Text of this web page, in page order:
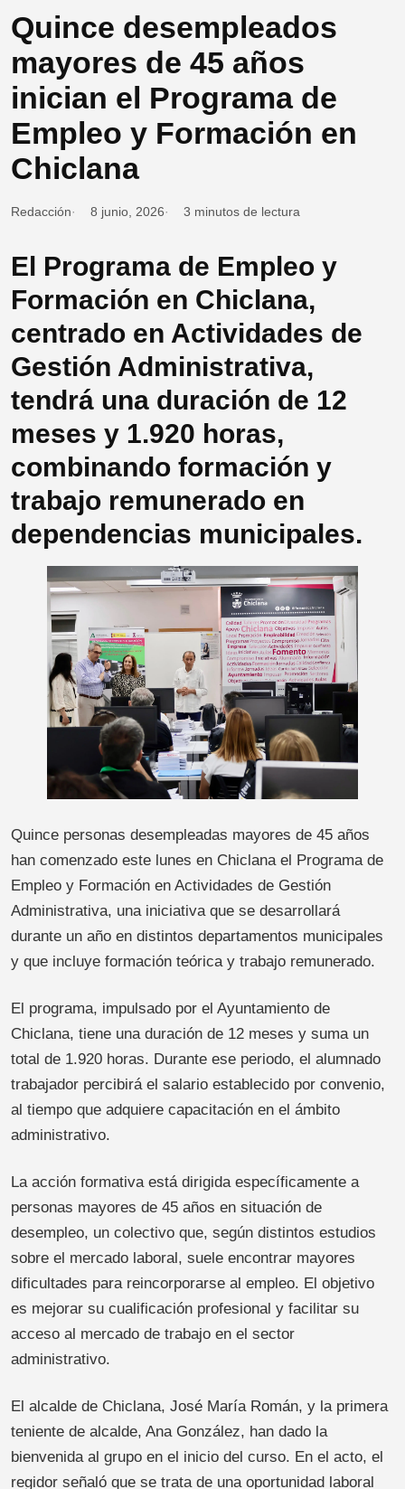
Quince desempleados
mayores de 45 años
inician el Programa de
Empleo y Formación en
Chiclana
Redacción 8 junio, 2026 3 minutos de lectura
El Programa de Empleo y
Formación en Chiclana,
centrado en Actividades de
Gestión Administrativa,
tendrá una duración de 12
meses y 1.920 horas,
combinando formación y
trabajo remunerado en
dependencias municipales.
Quince personas desempleadas mayores de 45 años
han comenzado este lunes en Chiclana el Programa de
Empleo y Formación en Actividades de Gestión
Administrativa, una iniciativa que se desarrollará
durante un año en distintos departamentos municipales
y que incluye formación teórica y trabajo remunerado.
El programa, impulsado por el Ayuntamiento de
Chiclana, tiene una duración de 12 meses y suma un
total de 1.920 horas. Durante ese periodo, el alumnado
trabajador percibirá el salario establecido por convenio,
al tiempo que adquiere capacitación en el ámbito
administrativo.
La acción formativa está dirigida específicamente a
personas mayores de 45 años en situación de
desempleo, un colectivo que, según distintos estudios
sobre el mercado laboral, suele encontrar mayores
dificultades para reincorporarse al empleo. El objetivo
es mejorar su cualificación profesional y facilitar su
acceso al mercado de trabajo en el sector
administrativo.
El alcalde de Chiclana, José María Román, y la primera
teniente de alcalde, Ana González, han dado la
bienvenida al grupo en el inicio del curso. En el acto, el
regidor señaló que se trata de una oportunidad laboral